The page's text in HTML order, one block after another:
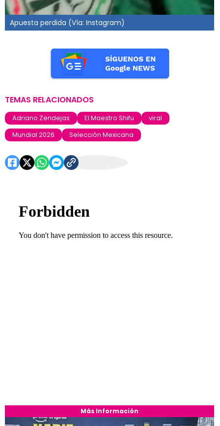
Más Información
Apuesta perdida (Vía: Instagram)
TEMAS RELACIONADOS
Adriano Zendejas El Maestro Shifu
viral
Mundial 2026
Selección Mexicana